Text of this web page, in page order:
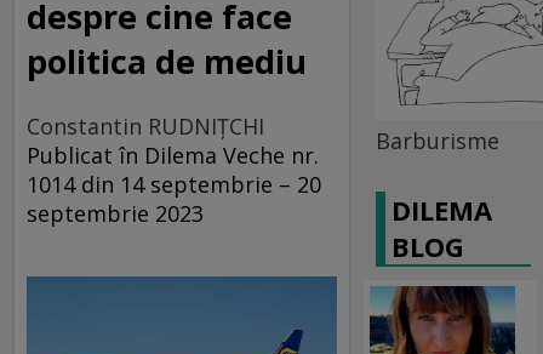
despre cine face
politica de mediu
Constantin RUDNIŢCHI
Publicat în Dilema Veche nr.
1014 din 14 septembrie – 20
septembrie 2023
Barburisme
DILEMA
BLOG